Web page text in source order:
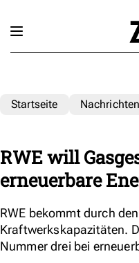
Startseite Nachrichten
RWE will
erneuerbare
RWE bekommt durch
Kraftwerkskapazitäten.
Nummer drei bei